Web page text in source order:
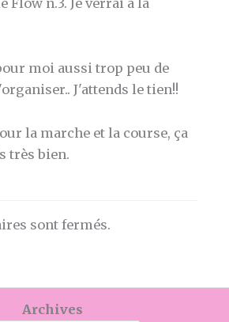
Flow n.3. Je verrai à la
moi aussi trop peu de
J'attends le tien!!
la marche et la course, ça
très bien.
sont fermés.
Archives